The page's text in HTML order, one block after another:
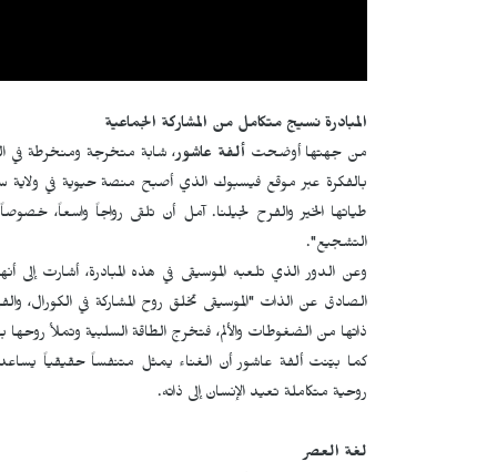
المبادرة نسيج متكامل من المشاركة الجماعية
من جهتها أوضحت ألفة عاشور، شابة متخرجة ومنخرطة في
بالفكرة عبر موقع فيسبوك الذي أصبح منصة حيوية في
طياتها الخير والفرح لجيلنا. آمل أن تلقى رواجاً واسعاً،
التشجيع".
وعن الدور الذي تلعبه الموسيقى في هذه المبادرة، أشارت
الصادق عن الذات "الموسيقى تخلق روح المشاركة في الكورال،
ذاتها من الضغوطات والألم، فتخرج الطاقة السلبية وتملأ روحها
كما بيّنت ألفة عاشور أن الغناء يمثل متنفساً حقيقياً
روحية متكاملة تعيد الإنسان إلى ذاته.
لغة العصر